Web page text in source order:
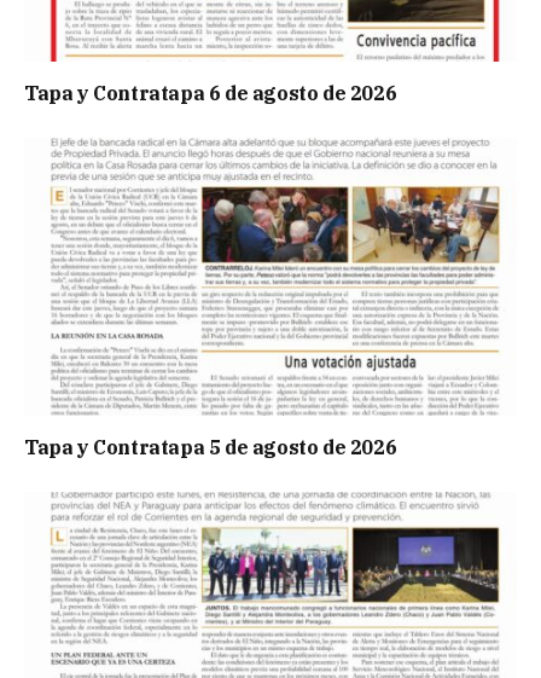
Tapa y Contratapa 6 de agosto de 2026
Tapa y Contratapa 5 de agosto de 2026